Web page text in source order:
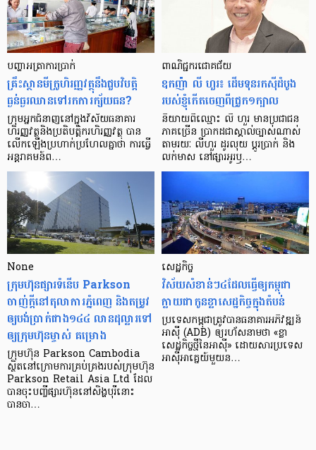
បញ្ហា​អត្រា​ការប្រាក់
គ្រឹះស្ថាន​មីក្រូ​ហិរញ្ញវត្ថុ​នឹង​ជួប​វិបត្តិ​
ធ្ងន់ធ្ងរ​ឈាន​ទៅ​រក​ការ​ក្ស័យធន?
ក្រុម​អ្នក​ជំនាញ​នៅ​ក្នុង​វិស័យ​ធនាគារ
ហិរញ្ញវត្ថុ​និង​ប្រតិបត្តិករ​ហិរញ្ញ​វត្ថុ បាន​​
លើក​ឡើង​ប្រហាក់​ប្រហែល​គ្នា​ថា ការ​ធ្វើ​
អន្តរាគមន៍​ព…
ពាណិជ្ជករជោគជ័យ
ឧកញ៉ា លី ហួរ៖ ដើមទុនរកស៊ីដំបូង
របស់ខ្ញុំកើតចេញពីជ្រូក១ក្បាល
និយាយ​ពី​ឈ្មោះ លី ហួរ មាន​ប្រជាជន​
ភាគ​ច្រើន ប្រាកដ​ជា​ស្គាល់​ច្បាស់​ណាស់
តាមរយៈ លីហួរ ដូរ​លុយ ប្តូរ​បា្រក់ និង​
លក់​មាស នៅ​ផ្សារ​អូរ​ឫ…
None
ក្រុមហ៊ុនផ្សារទំនើប Parkson
ចាញ់ក្ដីនៅតុលាការភ្នំពេញ និងតម្រូវ
ឲ្យបង់ប្រាក់ជាង១៤៤ លានដុល្លារទៅ
ឲ្យក្រុមហ៊ុនម្ចាស់ គម្រោង
ក្រុមហ៊ុន Parkson Cambodia
ស្ថិតនៅក្រោមការគ្រប់គ្រងរបស់ក្រុមហ៊ុន
Parkson Retail Asia Ltd ដែល
បានចុះបញ្ចីផ្សារហ៊ុននៅសិង្ហបុរីនោះ
បានចា…
សេដ្ឋកិច្ច​
វិស័យ​សំខាន់ៗ​៤​ដែល​ធ្វើ​ឲ្យ​កម្ពុជា​
ក្លាយ​ជា​កូន​ខ្លា​សេដ្ឋកិច្ច​ក្នុង​តំបន់
ប្រទេស​កម្ពុជា​ត្រូវ​បាន​ធនាគារ​អភិវឌ្ឍន៍​
អាស៊ី (ADB) ឲ្យ​រហ័ស​នាមថា «ខ្លា​
សេដ្ឋកិច្ច​ថ្មី​នៃ​អាស៊ី» ដោយសារ​ប្រទេស​
អាស៊ី​អាគ្នេយ៍​មួយ​ន…